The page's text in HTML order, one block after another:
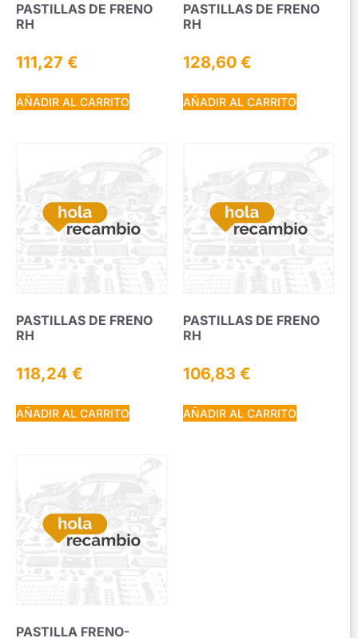
PASTILLAS DE FRENO
RH
111,27 €
AÑADIR AL CARRITO
PASTILLAS DE FRENO
RH
128,60 €
AÑADIR AL CARRITO
PASTILLAS DE FRENO
RH
118,24 €
AÑADIR AL CARRITO
PASTILLAS DE FRENO
RH
106,83 €
AÑADIR AL CARRITO
PASTILLA FRENO-